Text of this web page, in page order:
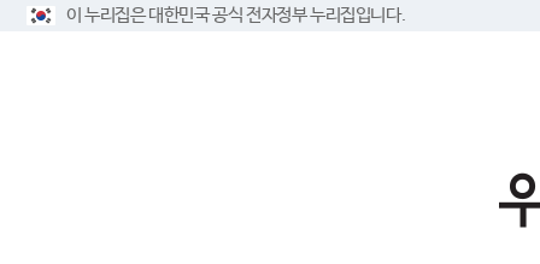
이 누리집은 대한민국 공식 전자정부 누리집입니다.